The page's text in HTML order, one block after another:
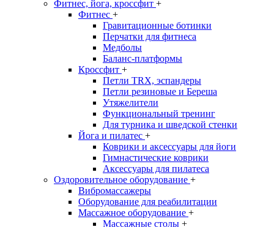
Фитнес, йога, кроссфит +
Фитнес +
Гравитационные ботинки
Перчатки для фитнеса
Медболы
Баланс-платформы
Кроссфит +
Петли TRX, эспандеры
Петли резиновые и Береша
Утяжелители
Функциональный тренинг
Для турника и шведской стенки
Йога и пилатес +
Коврики и аксессуары для йоги
Гимнастические коврики
Аксессуары для пилатеса
Оздоровительное оборудование +
Вибромассажеры
Оборудование для реабилитации
Массажное оборудование +
Массажные столы +